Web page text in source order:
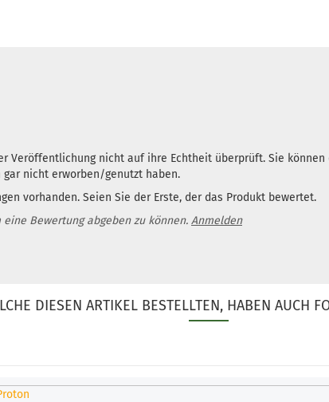
Veröffentlichung nicht auf ihre Echtheit überprüft. Sie
nicht erworben/genutzt haben.
vorhanden. Seien Sie der Erste, der das Produkt bewertet.
Bewertung abgeben zu können. Anmelden
DIESEN ARTIKEL BESTELLTEN, HABEN AUCH